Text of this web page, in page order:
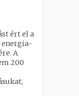
ért el a
A
200